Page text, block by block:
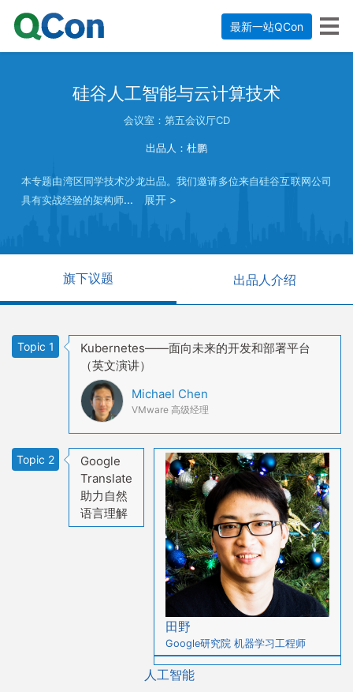
最新一站QCon
硅谷人工智能与云计算技术
会议室：第五会议厅CD
出品人：杜鹏
本专题由湾区同学技术沙龙出品。我们邀请多位来自硅谷互联网公司
具有实战经验的架构师... 展开 >
旗下议题 出品人介绍
Topic 1
Kubernetes——面向未来的开发和部署平台
（英文演讲）
Michael Chen
VMware 高级经理
Topic 2
Google
Translate
助力自然
语言理解
田野
Google研究院 机器学习工程师
人工智能